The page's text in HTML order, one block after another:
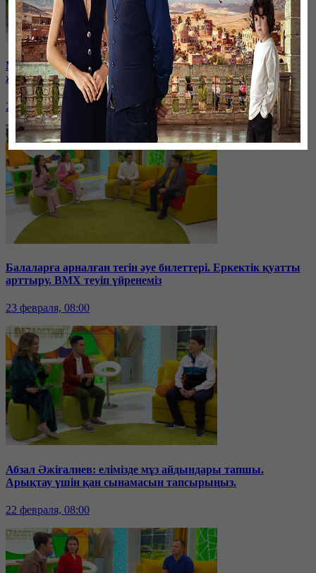
Мистер Бинге пародия! Нумерологтарға кімдер көп
жүгінеді? Көктемгі депрессиямен күрес.
24 февраля, 08:00
Балаларға арналған тегін әуе билеттері. Еркектік қуатты
арттыру. BMX теуіп үйренеміз
23 февраля, 08:00
Абзал Әжіғалиев: елімізде мұз айдындары тапшы.
Арықтау үшін қан сынамасын тапсырыңыз.
22 февраля, 08:00